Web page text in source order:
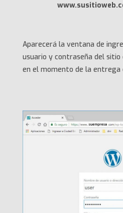
Aparecerá la ventana de
usuario y contraseña del
en el momento de la entrega